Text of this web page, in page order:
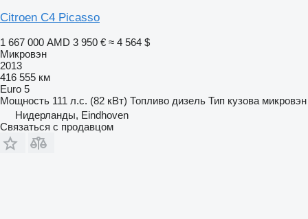
Citroen C4 Picasso
1 667 000 AMD 3 950 € ≈ 4 564 $
Микровэн
2013
416 555 км
Euro 5
Мощность 111 л.с. (82 кВт) Топливо дизель Тип кузова микровэн
Нидерланды, Eindhoven
Связаться с продавцом